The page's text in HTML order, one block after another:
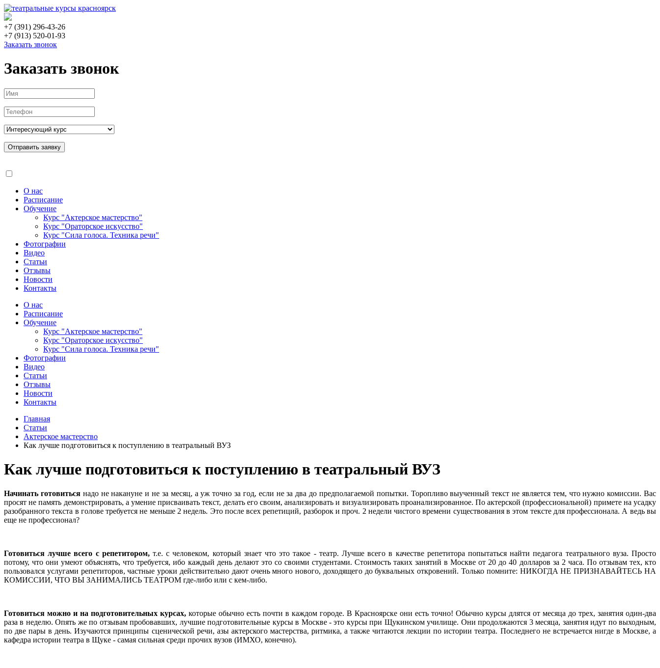
+7 (391) 296-43-26
+7 (913) 520-01-93
Заказать звонок
Заказать звонок
Отправить заявку
О нас
Расписание
Обучение
Курс "Актерское мастерство"
Курс "Ораторское искусство"
Курс "Сила голоса. Техника речи"
Фотографии
Видео
Статьи
Отзывы
Новости
Контакты
О нас
Расписание
Обучение
Курс "Актерское мастерство"
Курс "Ораторское искусство"
Курс "Сила голоса. Техника речи"
Фотографии
Видео
Статьи
Отзывы
Новости
Контакты
Главная
Статьи
Актерское мастерство
Как лучше подготовиться к поступлению в театральный ВУЗ
Как лучше подготовиться к поступлению в театральный ВУЗ
Начинать готовитьсянадо не накануне и не за месяц, а уж точно за год, если не за два до предполагаемой попытки. Торопливо выученный текст не является тем, что нужно комиссии. Вас
просят не память демонстрировать, а умение присваивать текст, делать его своим, анализировать и визуализировать проанализированное. По актерской (профессиональной) примете на усадку
разобранного текста в голове требуется не меньше 2 недель. Это после всех репетиций, разборок и проч. 2 недели чистого времени существования в этом тексте для профессионала. А ведь вы
еще не профессионал?
Готовиться лучше всего с репетитором,т.е. с человеком, который знает что это такое - театр. Лучше всего в качестве репетитора попытаться найти педагога театрального вуза. Просто
потому, что они умеют объяснять, что требуется, ибо каждый день делают это со своими студентами. Стоимость таких занятий в Москве от 20 до 40 долларов за 2 часа. По отзывам тех, кто
пользовался услугами репетиторов, частные уроки действительно дают очень много нового, доходящего до буквальных откровений. Только помните: НИКОГДА НЕ ПРИЗНАВАЙТЕСЬ НА
КОМИССИИ, ЧТО ВЫ ЗАНИМАЛИСЬ ТЕАТРОМ где-либо или с кем-либо.
Готовиться можно и на подготовительных курсах, которые обычно есть почти в каждом городе. В Красноярске они есть точно! Обычно курсы длятся от месяца до трех, занятия один-два
раза в неделю. Опять же по отзывам пробовавших, лучшие подготовительные курсы в Москве - это курсы при Щукинском училище. Они продолжаются 3 месяца, занятия идут по выходным,
по две пары в день. Изучаются принципы сценической речи, азы актерского мастерства, ритмика, а также читаются лекции по истории театра. Последнего не встречается нигде в Москве, а
кафедра истории театра в Щуке - самая сильная среди прочих вузов (ИМХО, конечно).